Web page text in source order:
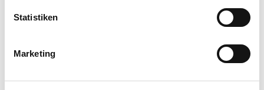
unteren Regler Ihre persönlichen Bedürfnisse individuell
einstellen. Sie können Ihre Einwilligung jederzeit mit
Datenschutzhinweisen.
Impressum
Statistiken
Marketing
Weitere Informationen